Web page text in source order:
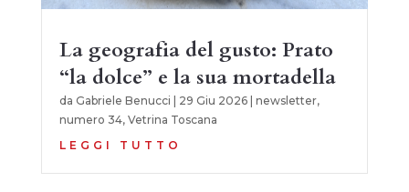
La geografia del gusto: Prato
“la dolce” e la sua mortadella
da Gabriele Benucci | 29 Giu 2026| newsletter,
numero 34, Vetrina Toscana
LEGGI TUTTO